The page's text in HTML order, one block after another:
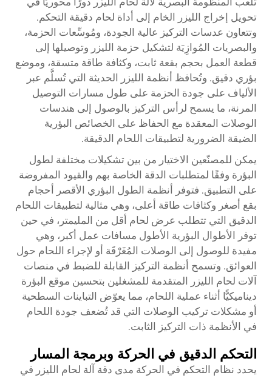
تحويل إخراج الليزر الخام إلى أداة لحام دقيقة التحكم.
وتتعاون عدسات التركيز عالية الجودة، ومُوسِّعات الحزمة،
والبصريات المُوازِيَة لتشكيل حزمة الليزر وتوصيلها إلى
قطعة العمل بحجم بقعة ثابت، وكثافة طاقة متسقة، وموضع
بؤري دقيق. وتُحافظ أنظمة الليزر الحديثة التي تُسلَّم عبر
الألياف على جودة الحزمة على طول مسارات التوصيل
المرنة، ما يسمح لرأس التركيز بالوصول إلى هندسات
الوصلات المعقدة مع الحفاظ على الخصائص البؤرية
الضيقة الضرورية لتطبيقات اللحام الدقيقة.
يمكن للمصنّعين الاختيار من بين تشكيلات مختلفة لطول
البؤرة وفقًا لمتطلبات الدقة الخاصة بهم والقيود المفروضة
على التطبيق. فتوفر أنظمة الطول البؤري الأقصر أحجام
بقع أصغر وكثافات طاقة أعلى، وهي مثالية لتطبيقات اللحام
الدقيق التي تتطلب عرض لحام أقل من المليمتر، في حين
توفر الأطوال البؤرية الأطول مسافات عمل أكبر، وهي
مفيدة للوصول إلى الوصلات المُغَرْقَة أو لإجراء اللحام حول
العوائق. وتسمح أنظمة التركيز القابلة للضبط في منصات
آلات لحام الليزر المتقدمة للمشغلين بتحسين موقع البؤرة
ديناميكيًّا أثناء عملية اللحام، مما يعوّض التباينات السطحية
أو مشكلات تركيب الوصلات التي قد تُضعف جودة اللحام
في الأنظمة ذات التركيز الثابت.
التحكم الدقيق في الحركة وبرمجة المسار
يحدد نظام التحكم في الحركة مدى دقة آلة لحام الليزر في